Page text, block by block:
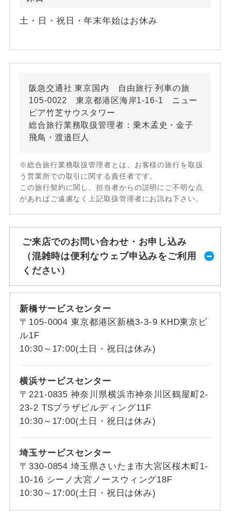
土・日・祝日・年末年始はお休み
阪急交通社 東京国内 自由旅行 列車の旅
105-0022 東京都港区海岸1-16-1 ニュー
ピア竹芝サウスタワー
総合旅行業務取扱管理者：乗木孟史・金子
飛鳥・渡邉巨人
※総合旅行業務取扱管理者とは、お客様の旅行を取扱
う営業所での取引に関する責任者です。
この旅行契約に関し、担当者からの説明にご不明な点
があればご遠慮なく上記取扱管理者にお訊ね下さい。
ご来店でのお問い合わせ・お申し込み
（混雑時は便利なウェブ申込みをご利用
ください）
新橋サービスセンター
〒105-0004 東京都港区新橋3-3-9 KHD東京ビ
ル1F
10:30～17:00(土日・祝日は休み)
横浜サービスセンター
〒221-0835 神奈川県横浜市神奈川区鶴屋町2-
23-2 TSプラザビルディング11F
10:30～17:00(土日・祝日は休み)
埼玉サービスセンター
〒330-0854 埼玉県さいたま市大宮区桜木町1-
10-16 シーノ大宮ノースウィング18F
10:30～17:00(土日・祝日は休み)